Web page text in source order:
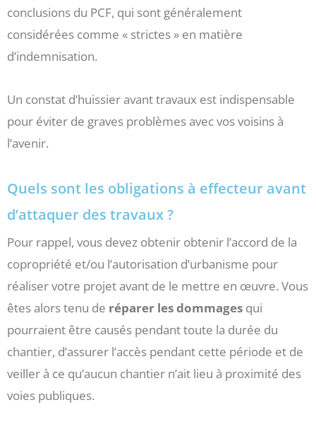
conclusions du PCF, qui sont généralement
considérées comme « strictes » en matière
d’indemnisation.
Un constat d’huissier avant travaux est indispensable
pour éviter de graves problèmes avec vos voisins à
l’avenir.
Quels sont les obligations à effecteur avant
d’attaquer des travaux ?
Pour rappel, vous devez obtenir obtenir l’accord de la
copropriété et/ou l’autorisation d’urbanisme pour
réaliser votre projet avant de le mettre en œuvre. Vous
êtes alors tenu de réparer les dommages qui
pourraient être causés pendant toute la durée du
chantier, d’assurer l’accès pendant cette période et de
veiller à ce qu’aucun chantier n’ait lieu à proximité des
voies publiques.